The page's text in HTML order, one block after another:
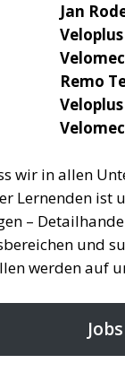
Jan
Remo
wir in allen
Lernenden ist
–
und
werden auf